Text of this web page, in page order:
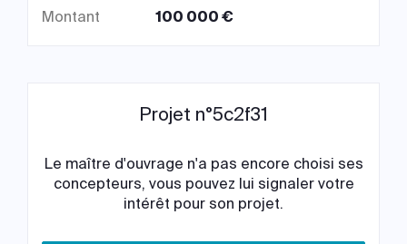
Montant 100 000 €
Projet n°5c2f31
Le maître d'ouvrage n'a pas encore choisi ses
concepteurs, vous pouvez lui signaler votre
intérêt pour son projet.